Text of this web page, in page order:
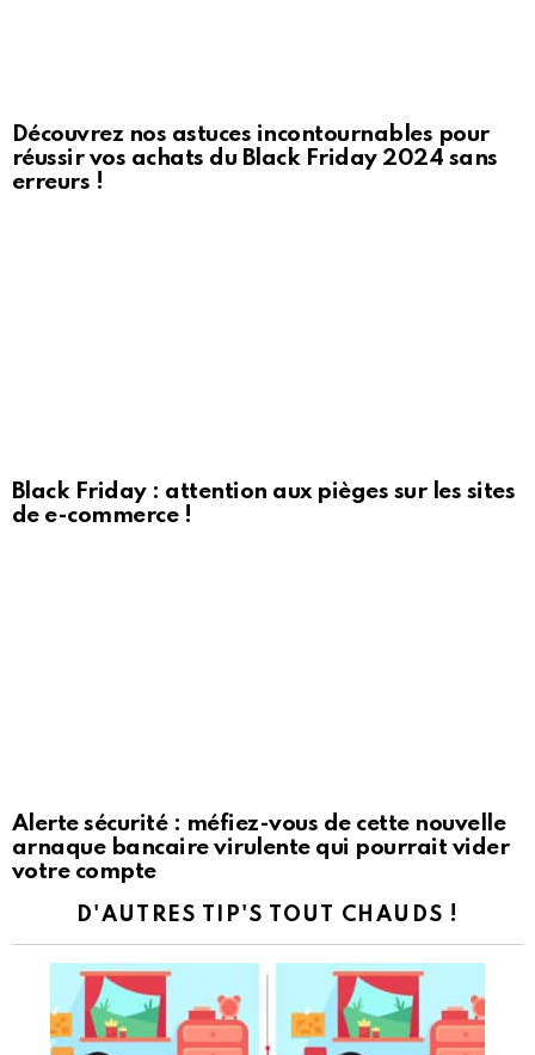
Découvrez nos astuces incontournables pour
réussir vos achats du Black Friday 2024 sans
erreurs !
Black Friday : attention aux pièges sur les sites
de e-commerce !
Alerte sécurité : méfiez-vous de cette nouvelle
arnaque bancaire virulente qui pourrait vider
votre compte
D'AUTRES TIP'S TOUT CHAUDS !